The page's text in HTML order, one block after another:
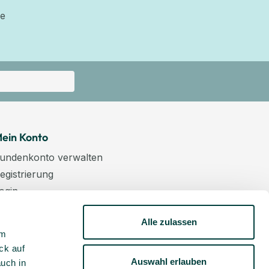
auf
in
Alle zulassen
Auswahl erlauben
Konto
verwalten
aktivieren